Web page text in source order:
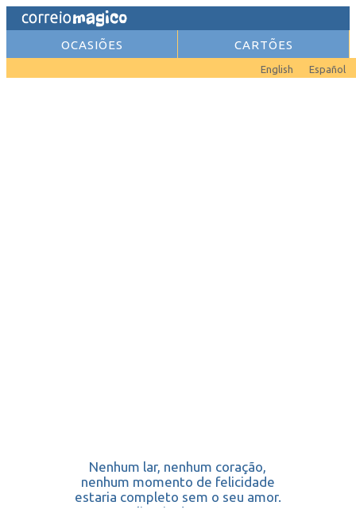
OCASIÕES CARTÕES
Español
English
Nenhum lar, nenhum coração,
nenhum momento de felicidade
estaria completo sem o seu amor.
Feliz Dia das Mães